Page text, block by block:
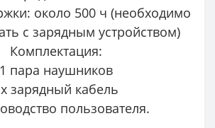
около 500 ч (необходимо
с зарядным устройством)
Комплектация:
1 пара наушников
зарядный кабель
пользователя.